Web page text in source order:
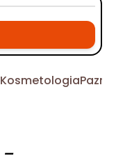
Kosmetologia
-